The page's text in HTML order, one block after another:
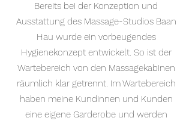
Bereits bei der Konzeption und
Ausstattung des Massage-Studios Baan
Hau wurde ein vorbeugendes
Hygienekonzept entwickelt. So ist der
Wartebereich von den Massagekabinen
räumlich klar getrennt. Im Wartebereich
haben meine Kundinnen und Kunden
eine eigene Garderobe und werden